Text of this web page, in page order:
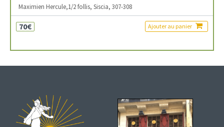
Maximien Hercule,1/2 follis, Siscia, 307-308
70€ Ajouter au panier